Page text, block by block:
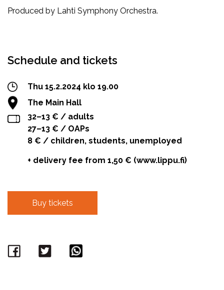
Produced by Lahti Symphony Orchestra.
Schedule and tickets
Thu 15.2.2024 klo 19.00
The Main Hall
32–13 € / adults
27–13 € / OAPs
8 € / children, students, unemployed
+ delivery fee from 1,50 € (www.lippu.fi)
Buy tickets
Facebook
Twitter